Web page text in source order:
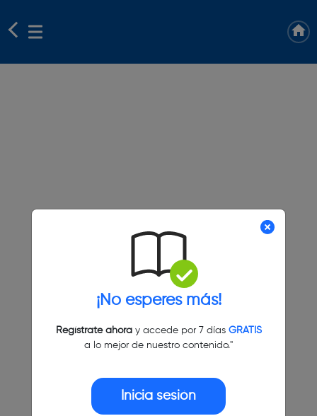
¡No esperes más!
Regístrate ahoray accede por 7 días GRATIS
a lo mejor de nuestro contenido."
Inicia sesión